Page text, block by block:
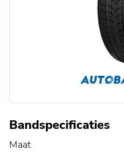
Bandspecificaties
Maat